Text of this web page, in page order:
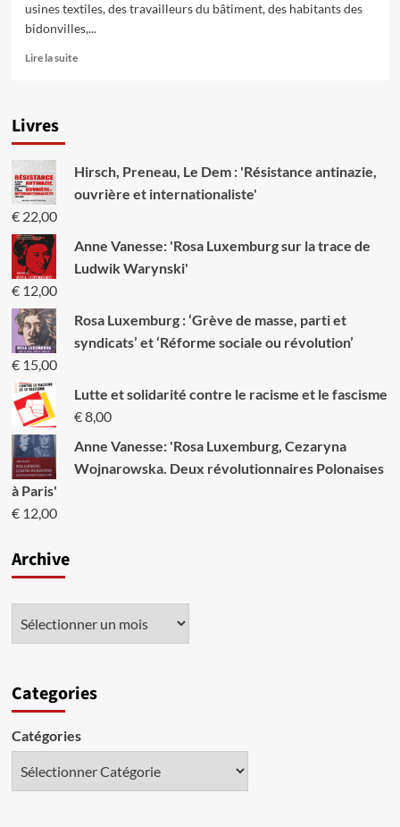
usines textiles, des travailleurs du bâtiment, des habitants des
bidonvilles,...
Lire la suiteEn
révolution
des
Livres
Hirsch, Preneau, Le Dem : 'Résistance antinazie,
ouvrière et internationaliste'
€22,00
Anne Vanesse: 'Rosa Luxemburg sur la trace de
Ludwik Warynski'
€12,00
Rosa Luxemburg : ‘Grève de masse, parti et
syndicats’ et ‘Réforme sociale ou révolution’
€15,00
Lutte et solidarité contre le racisme et le fascisme
€8,00
Anne Vanesse: 'Rosa Luxemburg, Cezaryna
Wojnarowska. Deux révolutionnaires Polonaises
à Paris'
€12,00
Archive
Categories
Catégories